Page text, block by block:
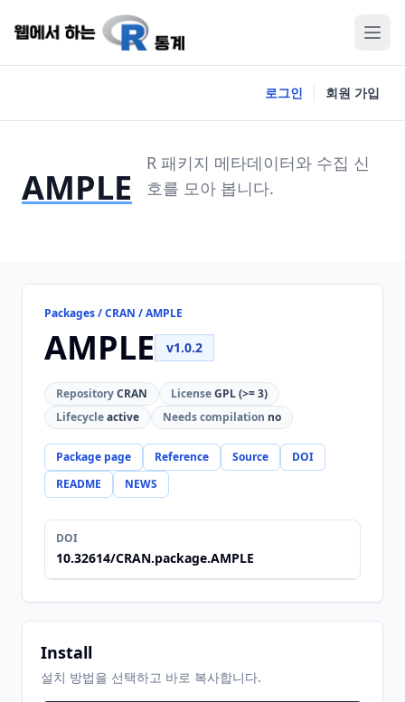
로그인 회원 가입
AMPLE
R 패키지 메타데이터와 수집 신
호를 모아 봅니다.
Packages / CRAN / AMPLE
AMPLE v1.0.2
RepositoryCRAN LicenseGPL (>= 3)
Lifecycleactive Needs compilation no
Package page Reference Source
DOI
README
NEWS
DOI
10.32614/CRAN.package.AMPLE
Install
설치 방법을 선택하고 바로 복사합니다.